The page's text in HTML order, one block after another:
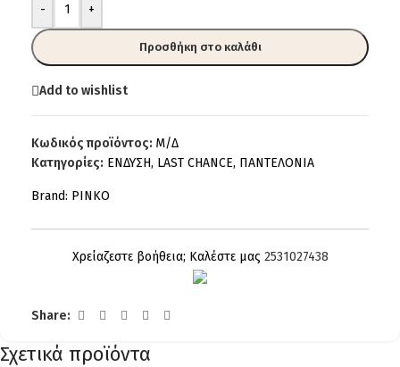
- +
Προσθήκη στο καλάθι
Add to wishlist
Κωδικός προϊόντος: Μ/Δ
Κατηγορίες: ΕΝΔΥΣΗ, LAST CHANCE, ΠΑΝΤΕΛΟΝΙΑ
Brand: PINKO
Χρείαζεστε βοήθεια; Καλέστε μας 2531027438
Share:
Σχετικά προϊόντα